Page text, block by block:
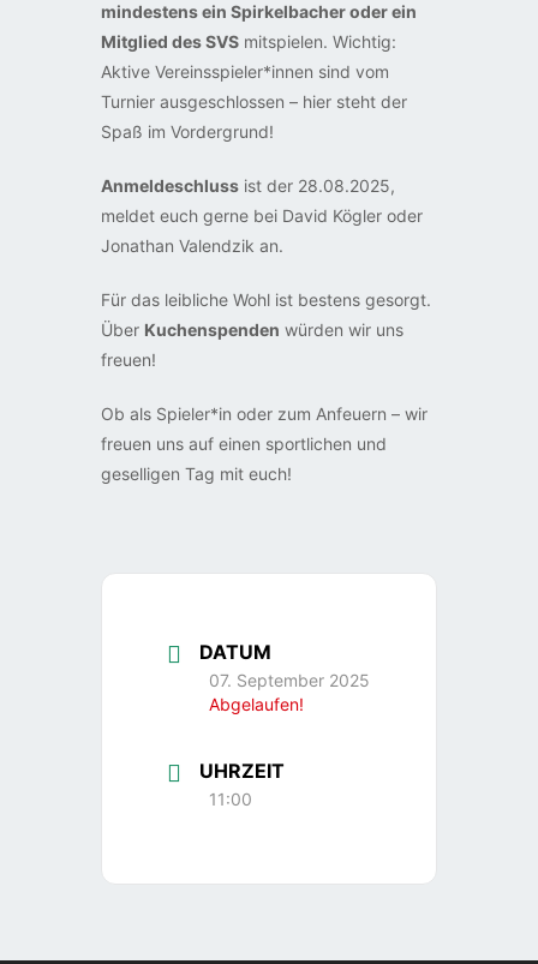
mindestens ein Spirkelbacher oder ein
Mitglied des SVS mitspielen. Wichtig:
Aktive Vereinsspieler*innen sind vom
Turnier ausgeschlossen – hier steht der
Spaß im Vordergrund!
Anmeldeschluss ist der 28.08.2025,
meldet euch gerne bei David Kögler oder
Jonathan Valendzik an.
Für das leibliche Wohl ist bestens gesorgt.
Über Kuchenspenden würden wir uns
freuen!
Ob als Spieler*in oder zum Anfeuern – wir
freuen uns auf einen sportlichen und
geselligen Tag mit euch!
DATUM
07. September 2025
Abgelaufen!
UHRZEIT
11:00